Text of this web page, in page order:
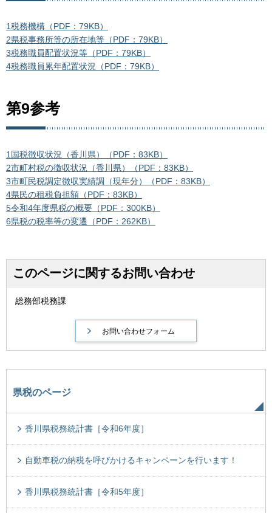
1税務機構（PDF：79KB）
2県税事務所等の所在地等（PDF：79KB）
3税務職員配置状況等（PDF：79KB）
4税務職員累年配置状況（PDF：79KB）
第9参考
1国税徴収状況（香川県）（PDF：83KB）
2市町村税の徴収状況（香川県）（PDF：83KB）
3市町民税調定徴収実績調（現年分）（PDF：83KB）
4県民の租税負担額（PDF：83KB）
5令和4年度県税の概要（PDF：300KB）
6県税の税率等の変遷（PDF：262KB）
このページに関するお問い合わせ
総務部税務課
県税のページ
香川県税務統計書［令和6年度］
自動車税の納税を呼びかけるキャンペーンを行います！
香川県税務統計書［令和5年度］